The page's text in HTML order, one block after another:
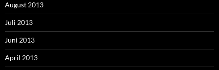
August 2013
Juli 2013
Juni 2013
April 2013